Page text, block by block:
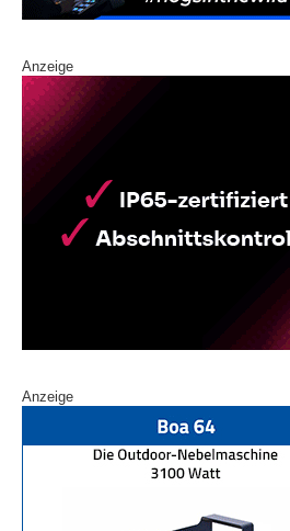
Anzeige
Anzeige